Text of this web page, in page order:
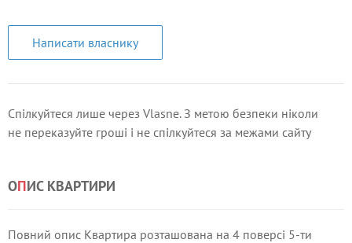
Написати власнику
Спілкуйтеся лише через Vlasne. З метою безпеки ніколи
не переказуйте гроші і не спілкуйтеся за межами сайту
ОПИС КВАРТИРИ
Повний опис Квартира розташована на 4 поверсі 5-ти